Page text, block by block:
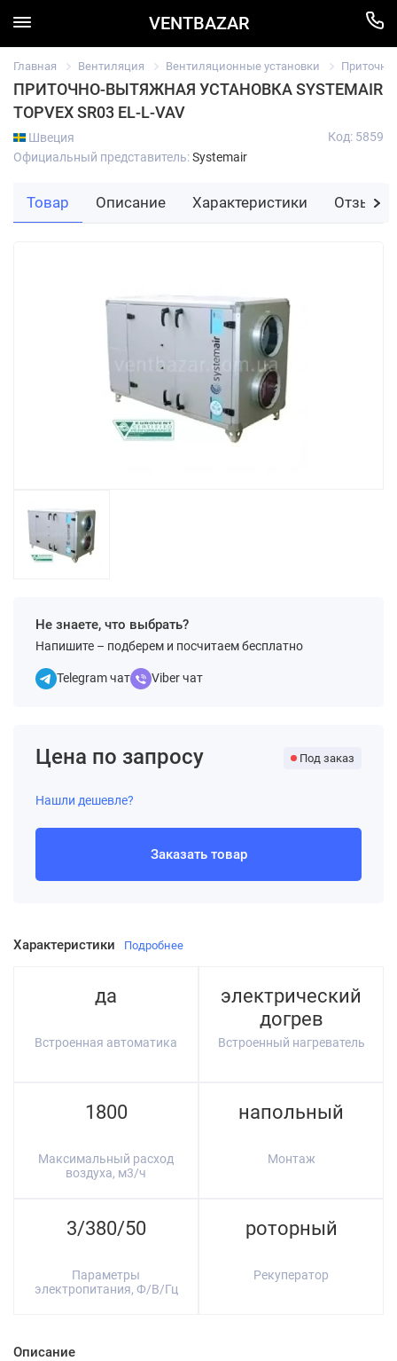
VENTBAZAR
Главная Вентиляция Вентиляционные установки
ПРИТОЧНО-ВЫТЯЖНАЯ УСТАНОВКА SYSTEMAIR
TOPVEX SR03 EL-L-VAV
Швеция
Официальный представитель:Systemair
Код: 5859
Не знаете, что выбрать?
Напишите – подберем и посчитаем бесплатно
Telegram чат Viber чат
Характеристики Подробнее
да
Встроенная автоматика
электрический
догрев
Встроенный нагреватель
1800
Максимальный расход
воздуха, м3/ч
напольный
Монтаж
3/380/50
Параметры
электропитания, Ф/В/Гц
роторный
Рекуператор
Описание
Цена по запросу Под заказ
Нашли дешевле?
Заказать товар
Товар Описание Характеристики Отзывы